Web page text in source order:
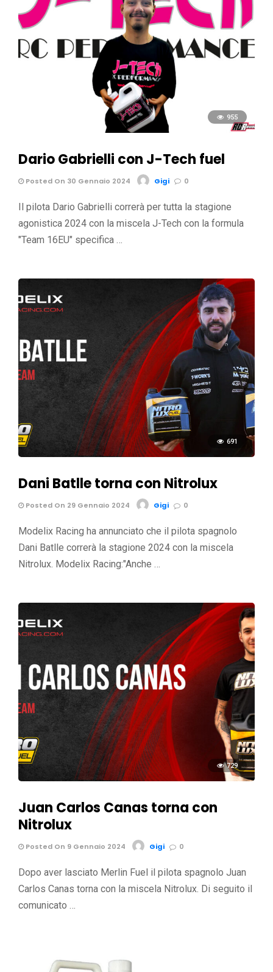
955
Dario Gabrielli con J-Tech fuel
Posted On 30 Gennaio 2024 Gigi 0
Il pilota Dario Gabrielli correrà per tutta la stagione
agonistica 2024 con la miscela J-Tech con la formula
"Team 16EU" specifica …
691
Dani Batlle torna con Nitrolux
Posted On 29 Gennaio 2024 Gigi 0
Modelix Racing ha annunciato che il pilota spagnolo
Dani Batlle correrà la stagione 2024 con la miscela
Nitrolux. Modelix Racing:"Anche …
729
Juan Carlos Canas torna con
Nitrolux
Posted On 9 Gennaio 2024 Gigi 0
Dopo aver lasciato Merlin Fuel il pilota spagnolo Juan
Carlos Canas torna con la miscela Nitrolux. Di seguito il
comunicato …